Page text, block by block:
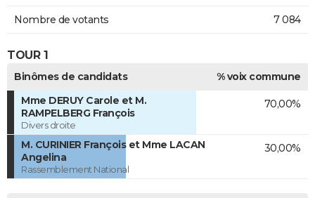
Nombre de votants 7 084
TOUR 1
Binômes de candidats
% voix commune
Mme DERUY Carole et M.
RAMPELBERG François
Divers droite
70,00%
M. CURINIER François et Mme LACAN
Angelina
Rassemblement National
30,00%